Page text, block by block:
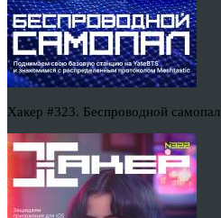
Хакер #323. Беспроводной самопал